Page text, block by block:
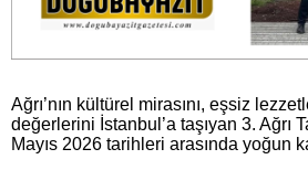
Ağrı’nın kültürel mirasını, eşsiz
değerlerini İstanbul’a taşıyan 3. Ağrı
Mayıs 2026 tarihleri arasında yoğun